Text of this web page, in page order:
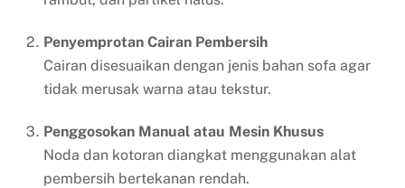
Penyemprotan Cairan Pembersih
Cairan disesuaikan dengan jenis bahan sofa agar
tidak merusak warna atau tekstur.
Penggosokan Manual atau Mesin Khusus
Noda dan kotoran diangkat menggunakan alat
pembersih bertekanan rendah.